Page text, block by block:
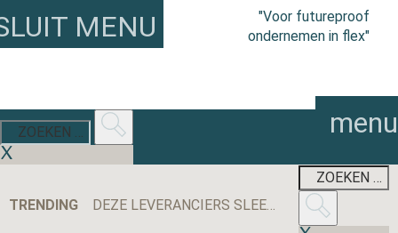
"Voor futureproof
ondernemen in flex"
MENU
menu
TRENDING DEZE LEVERANCIERS SLEEPTEN DE MEESTE AANBESTEDINGEN BINNEN IN 2025